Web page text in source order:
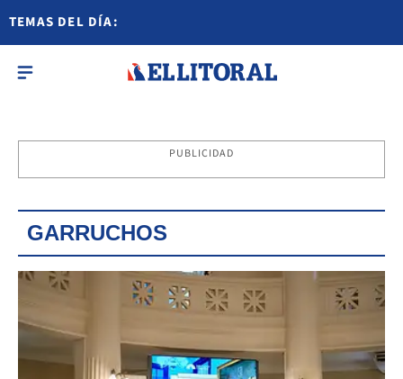
TEMAS DEL DÍA:
PUBLICIDAD
GARRUCHOS